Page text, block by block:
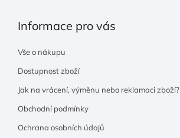
Informace pro vás
Vše o nákupu
Dostupnost zboží
Jak na vrácení, výměnu nebo reklamaci zboží?
Obchodní podmínky
Ochrana osobních údajů